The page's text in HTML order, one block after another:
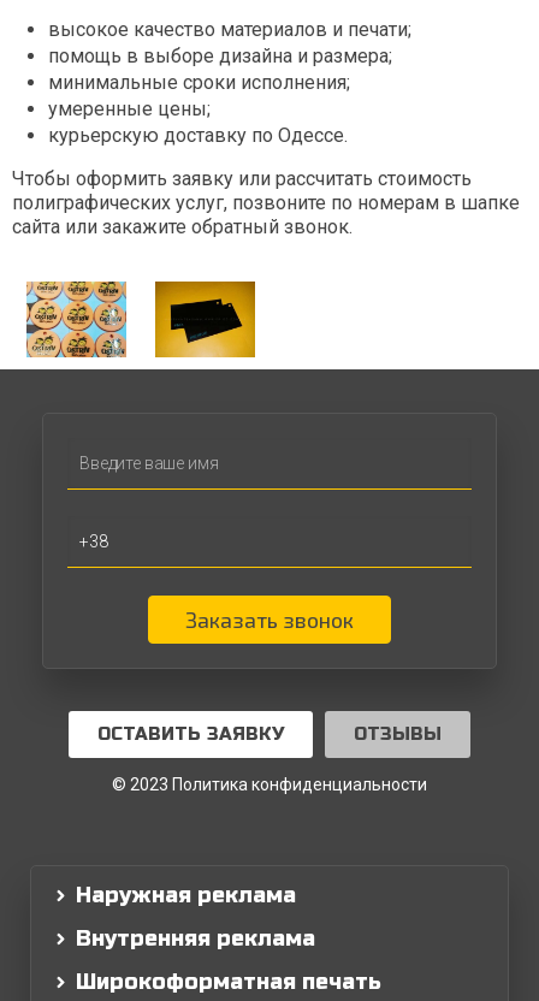
высокое качество материалов и печати;
помощь в выборе дизайна и размера;
минимальные сроки исполнения;
умеренные цены;
курьерскую доставку по Одессе.
Чтобы оформить заявку или рассчитать стоимость
полиграфических услуг, позвоните по номерам в шапке
сайта или закажите обратный звонок.
Заказать звонок
ОСТАВИТЬ ЗАЯВКУ ОТЗЫВЫ
© 2023 Политика конфиденциальности
Наружная реклама
Внутренняя реклама
Широкоформатная печать